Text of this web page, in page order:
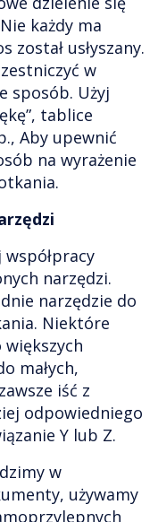
każdy ma
został usłyszany.
w
sposób. Użyj
tablice
Aby upewnić
na wyrażenie
narzędzi.
narzędzie do
Niektóre
większych
małych,
iść z
odpowiedniego
Y lub Z.
w
używamy